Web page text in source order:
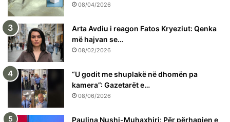
08/04/2026
Arta Avdiu i reagon Fatos Kryeziut: Qenka
më hajvan se…
08/02/2026
“U godit me shuplakë në dhomën pa
kamera”: Gazetarët e…
08/06/2026
Paulina Nushi-Muhaxhiri: Për përhapjen e